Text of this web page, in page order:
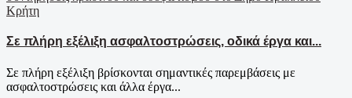
Κρήτη
Σε πλήρη εξέλιξη ασφαλτοστρώσεις, οδικά έργα και...
Σε πλήρη εξέλιξη βρίσκονται σημαντικές παρεμβάσεις με
ασφαλτοστρώσεις και άλλα έργα...